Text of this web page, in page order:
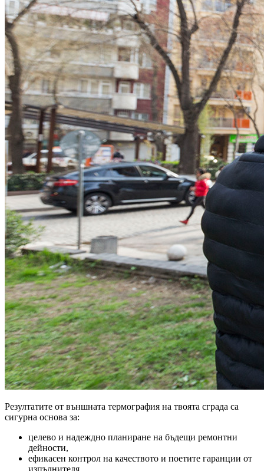
Резултатите от външната термография на твоята сграда са
сигурна основа за:
целево и надеждно планиране на бъдещи ремонтни
дейности,
ефикасен контрол на качеството и поетите гаранции от
изпълнителя,